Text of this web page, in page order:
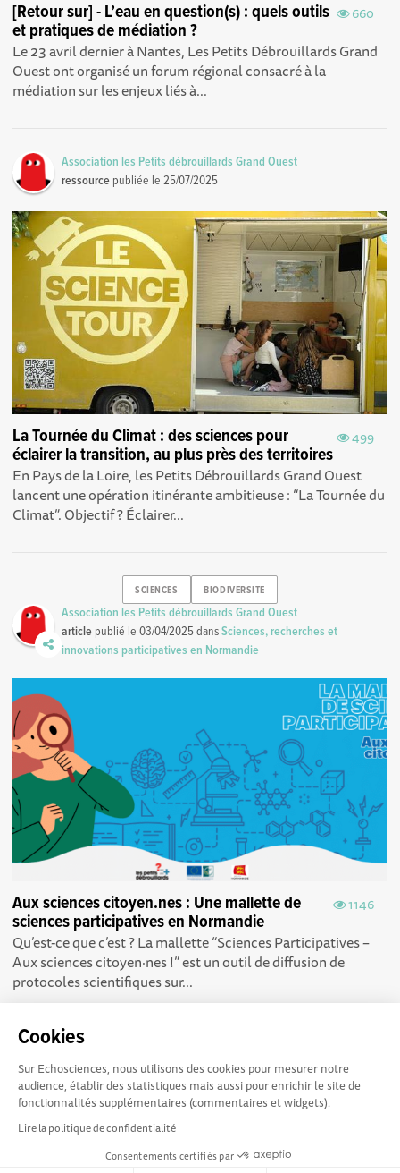
Cookies
Sur Echosciences, nous utilisons des cookies pour mesurer notre
audience, établir des statistiques mais aussi pour enrichir le site de
fonctionnalités supplémentaires (commentaires et widgets).
Lire la politique de confidentialité
Consentements certifiés par
660
[Retour sur] - L’eau en question(s) : quels outils
et pratiques de médiation ?
Le 23 avril dernier à Nantes, Les Petits Débrouillards Grand
Ouest ont organisé un forum régional consacré à la
médiation sur les enjeux liés à...
Association les Petits débrouillards Grand Ouest
ressource publiée le25/07/2025
499
La Tournée du Climat : des sciences pour
éclairer la transition, au plus près des territoires
En Pays de la Loire, les Petits Débrouillards Grand Ouest
lancent une opération itinérante ambitieuse : “La Tournée du
Climat”. Objectif ? Éclairer...
SCIENCES BIODIVERSITE
Association les Petits débrouillards Grand Ouest
article publié le03/04/2025dansSciences, recherches et
innovations participatives en Normandie
1146
Aux sciences citoyen.nes : Une mallette de
sciences participatives en Normandie
Qu’est-ce que c’est ? La mallette “Sciences Participatives –
Aux sciences citoyen·nes !” est un outil de diffusion de
protocoles scientifiques sur...
Conditions Générales d'utilisation
cogito-normandie.fr est le
portail des cultures
scientifique et technique et du dialogue science-société en
Normandie. cogito-normandie.fr est membre du réseau